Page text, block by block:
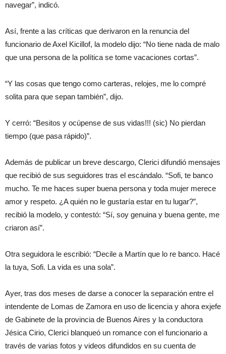
navegar”, indicó.
Así, frente a las críticas que derivaron en la renuncia del
funcionario de Axel Kicillof, la modelo dijo: “No tiene nada de malo
que una persona de la política se tome vacaciones cortas”.
“Y las cosas que tengo como carteras, relojes, me lo compré
solita para que sepan también”, dijo.
Y cerró: “Besitos y ocúpense de sus vidas!!! (sic) No pierdan
tiempo (que pasa rápido)”.
Además de publicar un breve descargo, Clerici difundió mensajes
que recibió de sus seguidores tras el escándalo. “Sofi, te banco
mucho. Te me haces super buena persona y toda mujer merece
amor y respeto. ¿A quién no le gustaría estar en tu lugar?”,
recibió la modelo, y contestó: “Sí, soy genuina y buena gente, me
criaron así”.
Otra seguidora le escribió: “Decile a Martín que lo re banco. Hacé
la tuya, Sofi. La vida es una sola”.
Ayer, tras dos meses de darse a conocer la separación entre el
intendente de Lomas de Zamora en uso de licencia y ahora exjefe
de Gabinete de la provincia de Buenos Aires y la conductora
Jésica Cirio, Clerici blanqueó un romance con el funcionario a
través de varias fotos y videos difundidos en su cuenta de